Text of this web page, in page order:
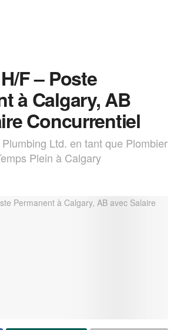
F – Poste
à Calgary, AB
Concurrentiel
Ltd. en tant que Plombier
Plein à Calgary